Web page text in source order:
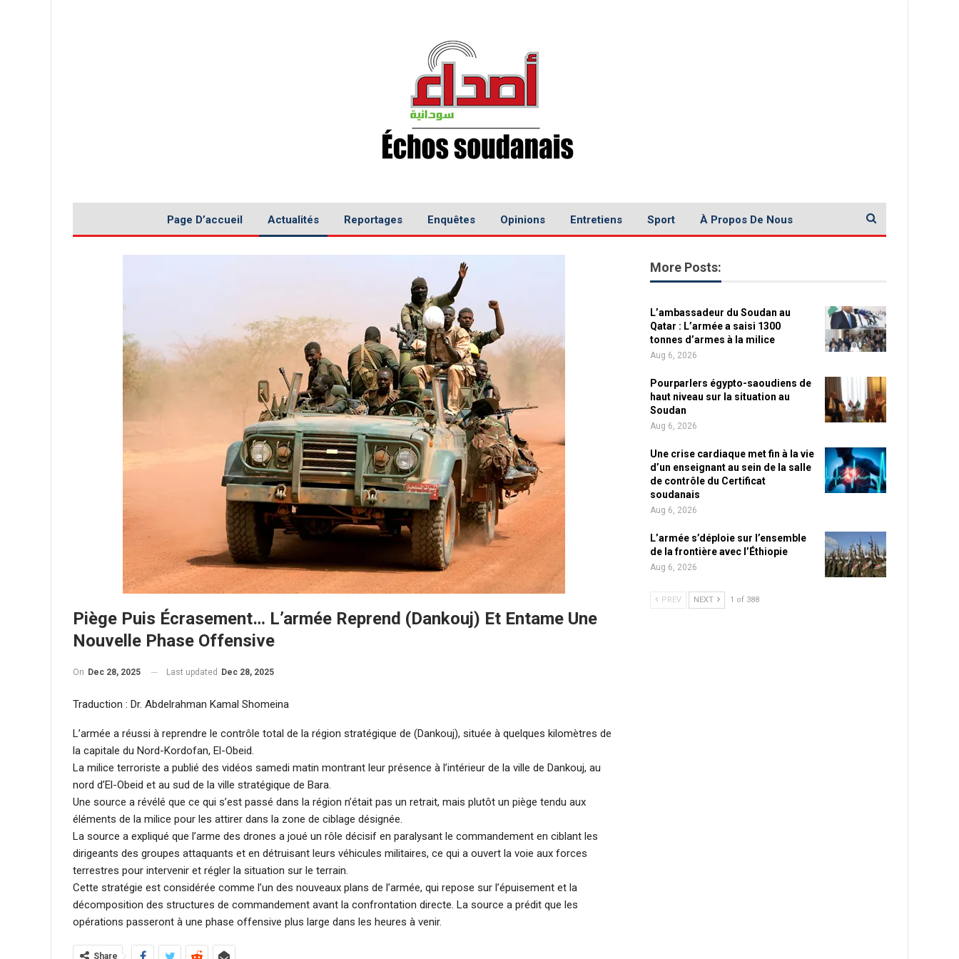
Page D’accueil Actualités Reportages Enquêtes Opinions Entretiens Sport À Propos De Nous
Piège Puis Écrasement… L’armée Reprend (Dankouj) Et Entame Une
Nouvelle Phase Offensive
On Dec 28, 2025 Last updated Dec 28, 2025
Traduction : Dr. Abdelrahman Kamal Shomeina
L’armée a réussi à reprendre le contrôle total de la région stratégique de (Dankouj), située à quelques kilomètres de
la capitale du Nord-Kordofan, El-Obeid.
La milice terroriste a publié des vidéos samedi matin montrant leur présence à l’intérieur de la ville de Dankouj, au
nord d’El-Obeid et au sud de la ville stratégique de Bara.
Une source a révélé que ce qui s’est passé dans la région n’était pas un retrait, mais plutôt un piège tendu aux
éléments de la milice pour les attirer dans la zone de ciblage désignée.
La source a expliqué que l’arme des drones a joué un rôle décisif en paralysant le commandement en ciblant les
dirigeants des groupes attaquants et en détruisant leurs véhicules militaires, ce qui a ouvert la voie aux forces
terrestres pour intervenir et régler la situation sur le terrain.
Cette stratégie est considérée comme l’un des nouveaux plans de l’armée, qui repose sur l’épuisement et la
décomposition des structures de commandement avant la confrontation directe. La source a prédit que les
opérations passeront à une phase offensive plus large dans les heures à venir.
Share
More Posts:
L’ambassadeur du Soudan au
Qatar : L’armée a saisi 1300
tonnes d’armes à la milice
Aug 6, 2026
Pourparlers égypto-saoudiens de
haut niveau sur la situation au
Soudan
Aug 6, 2026
Une crise cardiaque met fin à la vie
d’un enseignant au sein de la salle
de contrôle du Certificat
soudanais
Aug 6, 2026
L’armée s’déploie sur l’ensemble
de la frontière avec l’Éthiopie
Aug 6, 2026
PREV NEXT 1 of 388